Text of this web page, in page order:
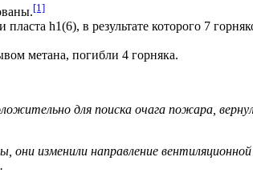
[1]
h1(6), в результате которого 7
метана, погибли 4 горняка.
для поиска очага пожара,
они изменили направление